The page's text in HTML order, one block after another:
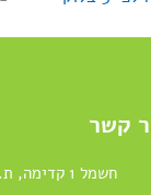
קשר
חשמל 1 קדימה, ת.ד. 5003